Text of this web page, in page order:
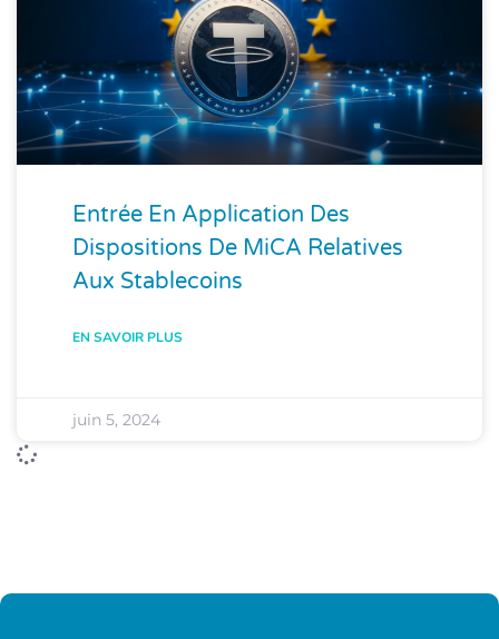
Entrée En Application Des
Dispositions De MiCA Relatives
Aux Stablecoins
EN SAVOIR PLUS
juin 5, 2024